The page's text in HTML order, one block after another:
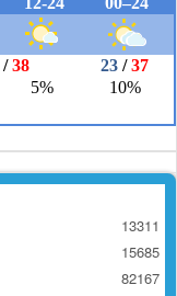
13311
15685
82167